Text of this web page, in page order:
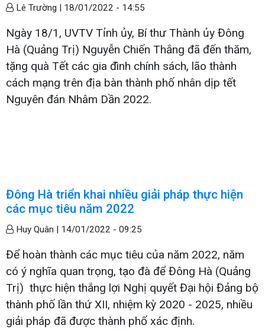
Lê Trường | 18/01/2022 - 14:55
Ngày 18/1, UVTV Tỉnh ủy, Bí thư Thành ủy Đông
Hà (Quảng Trị) Nguyễn Chiến Thắng đã đến thăm,
tặng quà Tết các gia đình chính sách, lão thành
cách mạng trên địa bàn thành phố nhân dịp tết
Nguyên đán Nhâm Dần 2022.
Đông Hà triển khai nhiều giải pháp thực hiện
các mục tiêu năm 2022
Huy Quân | 14/01/2022 - 09:25
Để hoàn thành các mục tiêu của năm 2022, năm
có ý nghĩa quan trọng, tạo đà để Đông Hà (Quảng
Trị) thực hiện thắng lợi Nghị quyết Đại hội Đảng bộ
thành phố lần thứ XII, nhiệm kỳ 2020 - 2025, nhiều
giải pháp đã được thành phố xác định.